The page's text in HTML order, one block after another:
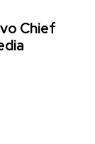
Chief